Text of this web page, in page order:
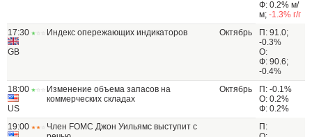
Ф: 0.2% м/
м; -1.3% г/г
17:30
GB
Индекс опережающих индикаторов Октябрь
П: 91.0;
-0.3%
О:
Ф: 90.6;
-0.4%
18:00
US
Изменение объема запасов на
коммерческих складах
Октябрь
П: -0.1%
О: 0.2%
Ф: 0.2%
19:00
Член FOMC Джон Уильямс выступит с
П: